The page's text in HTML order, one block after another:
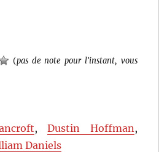
(pas de note pour l'instant, vous
,Dustin Hoffman ,
Daniels